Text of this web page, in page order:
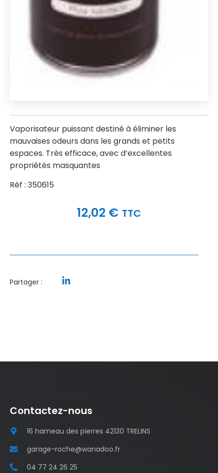
Vaporisateur puissant destiné à éliminer les
mauvaises odeurs dans les grands et petits
espaces. Très efficace, avec d’excellentes
propriétés masquantes
Réf : 350615
12,02 € TTC
Partager :
Contactez-nous
16 hameau des pierres 42130 TRELINS
garage-roche@wanadoo.fr
04 77 24 26 25